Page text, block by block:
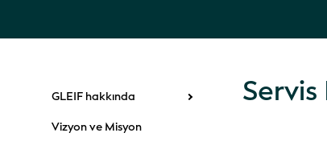
GLEIF hakkında
Vizyon ve Misyon
Servis